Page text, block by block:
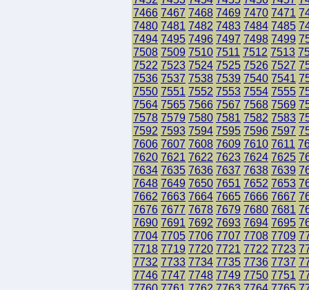
7466 7467 7468 7469 7470 7471
7480 7481 7482 7483 7484 7485
7494 7495 7496 7497 7498 7499
7508 7509 7510 7511 7512 7513
7522 7523 7524 7525 7526 7527
7536 7537 7538 7539 7540 7541
7550 7551 7552 7553 7554 7555
7564 7565 7566 7567 7568 7569
7578 7579 7580 7581 7582 7583
7592 7593 7594 7595 7596 7597
7606 7607 7608 7609 7610 7611
7620 7621 7622 7623 7624 7625
7634 7635 7636 7637 7638 7639
7648 7649 7650 7651 7652 7653
7662 7663 7664 7665 7666 7667
7676 7677 7678 7679 7680 7681
7690 7691 7692 7693 7694 7695
7704 7705 7706 7707 7708 7709
7718 7719 7720 7721 7722 7723
7732 7733 7734 7735 7736 7737
7746 7747 7748 7749 7750 7751